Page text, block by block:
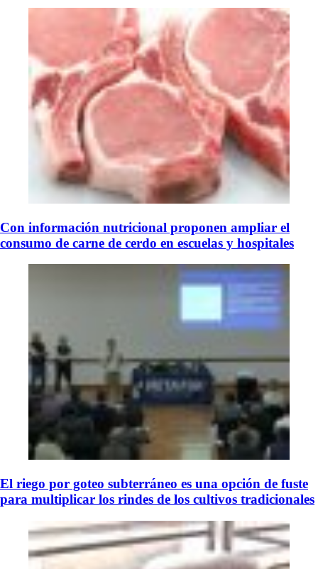
Con información nutricional proponen ampliar el
consumo de carne de cerdo en escuelas y hospitales
El riego por goteo subterráneo es una opción de fuste
para multiplicar los rindes de los cultivos tradicionales